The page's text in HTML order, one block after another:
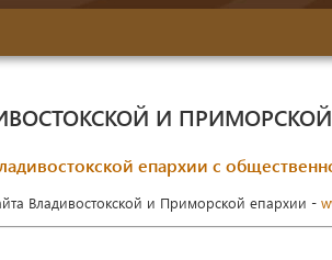
И
епархии с
Владивостокской и Приморской епархии -